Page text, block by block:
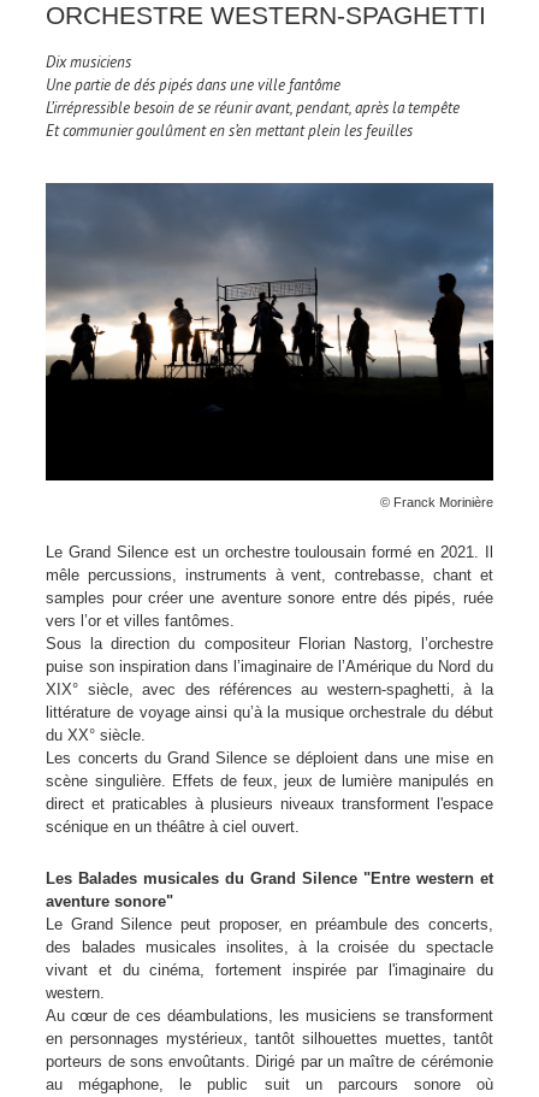
ORCHESTRE WESTERN-SPAGHETTI
Dix musiciens
Une partie de dés pipés dans une ville fantôme
L’irrépressible besoin de se réunir avant, pendant, après la tempête
Et communier goulûment en s’en mettant plein les feuilles
© Franck Morinière
Le Grand Silence est un orchestre toulousain formé en 2021. Il
mêle percussions, instruments à vent, contrebasse, chant et
samples pour créer une aventure sonore entre dés pipés, ruée
vers l’or et villes fantômes.
Sous la direction du compositeur Florian Nastorg, l’orchestre
puise son inspiration dans l’imaginaire de l’Amérique du Nord du
XIX° siècle, avec des références au western-spaghetti, à la
littérature de voyage ainsi qu’à la musique orchestrale du début
du XX° siècle.
Les concerts du Grand Silence se déploient dans une mise en
scène singulière. Effets de feux, jeux de lumière manipulés en
direct et praticables à plusieurs niveaux transforment l'espace
scénique en un théâtre à ciel ouvert.
Les Balades musicales du Grand Silence "Entre western et
aventure sonore"
Le Grand Silence peut proposer, en préambule des concerts,
des balades musicales insolites, à la croisée du spectacle
vivant et du cinéma, fortement inspirée par l'imaginaire du
western.
Au cœur de ces déambulations, les musiciens se transforment
en personnages mystérieux, tantôt silhouettes muettes, tantôt
porteurs de sons envoûtants. Dirigé par un maître de cérémonie
au mégaphone, le public suit un parcours sonore où